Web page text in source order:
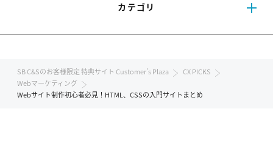
カテゴリ
SB C&Sのお客様限定 特典サイト Customer's Plaza
CX PICKS
Webマーケティング
Webサイト制作初心者必見！HTML、CSSの入門サイトまとめ